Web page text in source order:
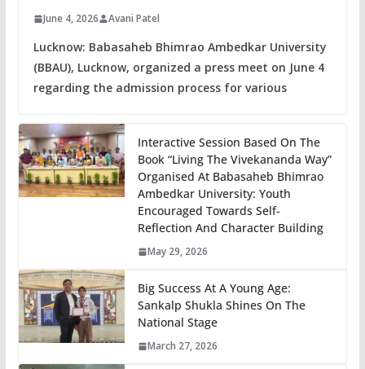
June 4, 2026 Avani Patel
Lucknow: Babasaheb Bhimrao Ambedkar University
(BBAU), Lucknow, organized a press meet on June 4
regarding the admission process for various
Interactive Session Based On The
Book “Living The Vivekananda Way”
Organised At Babasaheb Bhimrao
Ambedkar University: Youth
Encouraged Towards Self-
Reflection And Character Building
May 29, 2026
Big Success At A Young Age:
Sankalp Shukla Shines On The
National Stage
March 27, 2026